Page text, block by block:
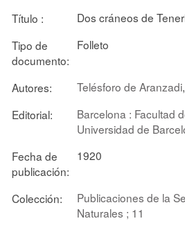
Título :
Dos cráneos de
Tipo de
documento:
Folleto
Autores: Telésforo de Aranzadi
Editorial:
Barcelona : Facultad
Universidad de
Fecha de
publicación:
1920
Colección:
Publicaciones de la
Naturales ; 11